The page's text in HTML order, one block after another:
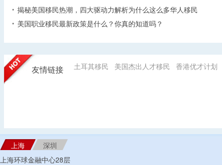
揭秘美国移民热潮，四大驱动力解析为什么这么多华人移民
美国职业移民最新政策是什么？你真的知道吗？
友情链接 土耳其移民 美国杰出人才移民 香港优才计划
上海
深圳
上海环球金融中心28层